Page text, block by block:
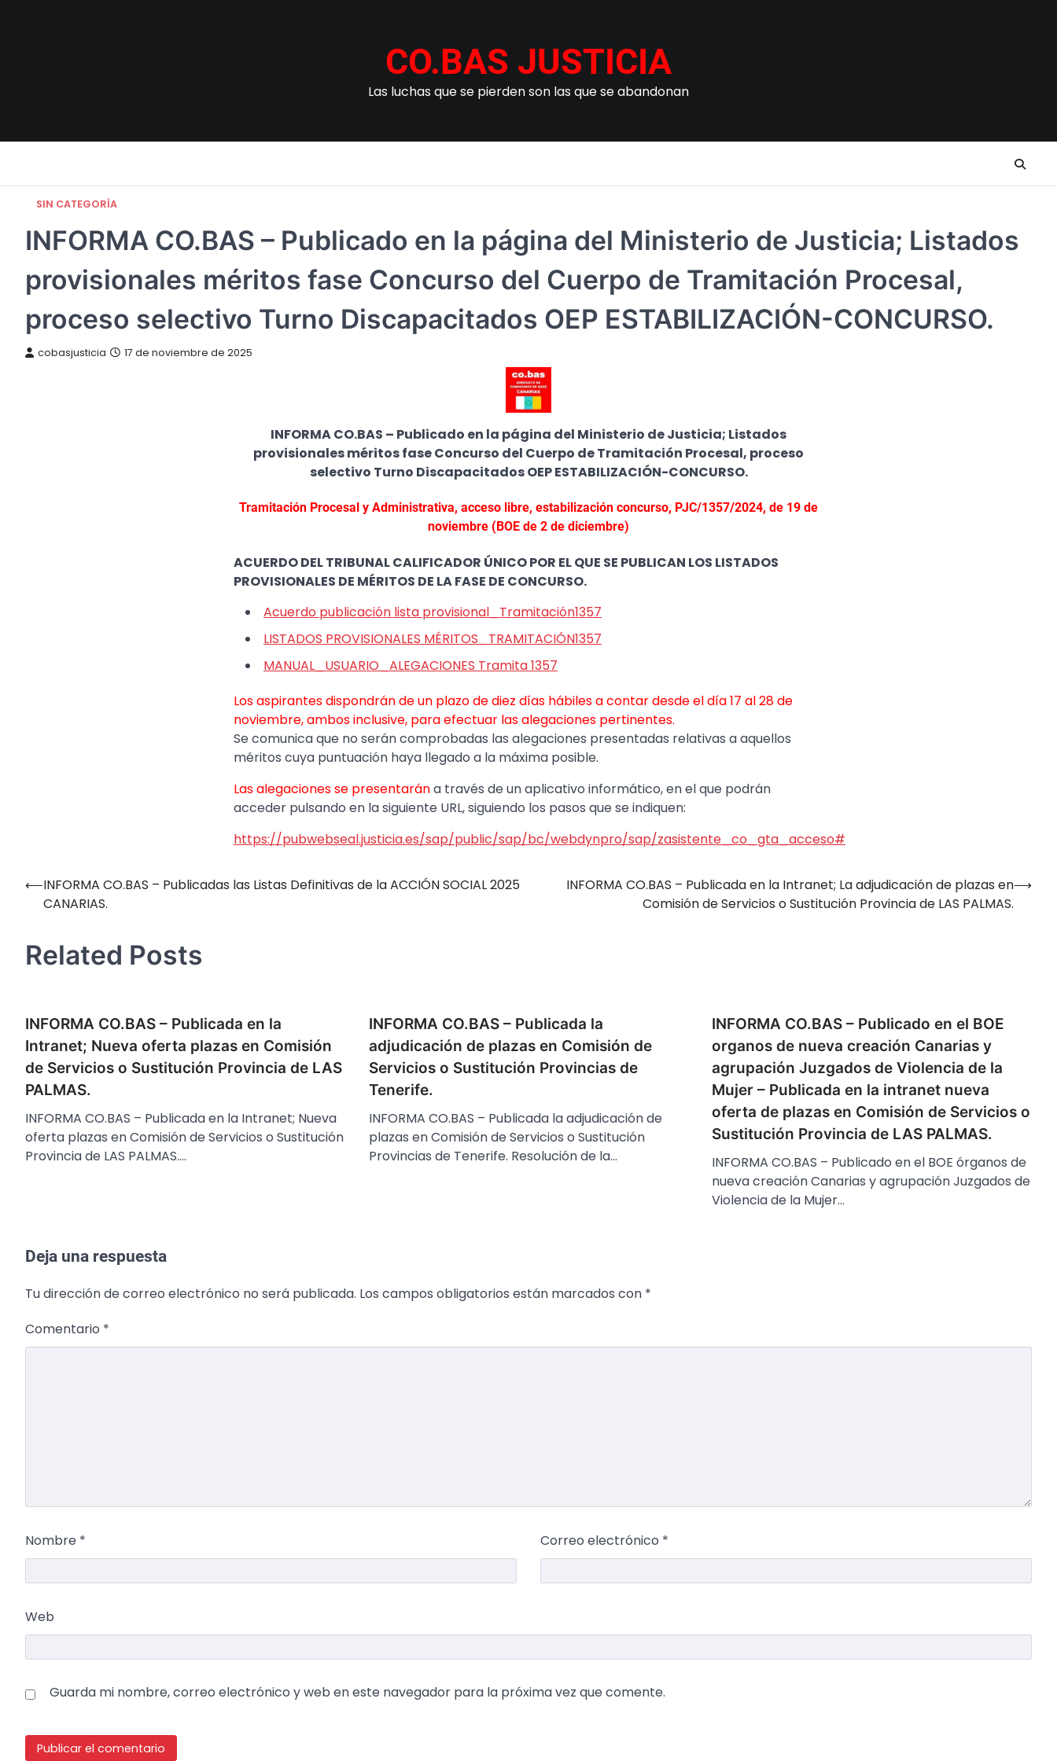
CO.BAS JUSTICIA
Las luchas que se pierden son las que se abandonan
SIN CATEGORÍA
INFORMA CO.BAS – Publicado en la página del Ministerio de Justicia; Listados
provisionales méritos fase Concurso del Cuerpo de Tramitación Procesal,
proceso selectivo Turno Discapacitados OEP ESTABILIZACIÓN-CONCURSO.
cobasjusticia 17 de noviembre de 2025
INFORMA CO.BAS – Publicado en la página del Ministerio de Justicia; Listados
provisionales méritos fase Concurso del Cuerpo de Tramitación Procesal, proceso
selectivo Turno Discapacitados OEP ESTABILIZACIÓN-CONCURSO.
Tramitación Procesal y Administrativa, acceso libre, estabilización concurso, PJC/1357/2024, de 19 de
noviembre (BOE de 2 de diciembre)
ACUERDO DEL TRIBUNAL CALIFICADOR ÚNICO POR EL QUE SE PUBLICAN LOS LISTADOS
PROVISIONALES DE MÉRITOS DE LA FASE DE CONCURSO.
Acuerdo publicación lista provisional_Tramitación1357
LISTADOS PROVISIONALES MÉRITOS_TRAMITACIÓN1357
MANUAL_USUARIO_ALEGACIONES Tramita 1357
Los aspirantes dispondrán de un plazo de diez días hábiles a contar desde el día 17 al 28 de
noviembre, ambos inclusive, para efectuar las alegaciones pertinentes.
Se comunica que no serán comprobadas las alegaciones presentadas relativas a aquellos
méritos cuya puntuación haya llegado a la máxima posible.
Las alegaciones se presentarána través de un aplicativo informático, en el que podrán
acceder pulsando en la siguiente URL, siguiendo los pasos que se indiquen:
https://pubwebseal.justicia.es/sap/public/sap/bc/webdynpro/sap/zasistente_co_gta_acceso#
Navegación
⟵INFORMA CO.BAS – Publicadas las Listas Definitivas de la ACCIÓN SOCIAL 2025
CANARIAS.
INFORMA CO.BAS – Publicada en la Intranet; La adjudicación de plazas en
Comisión de Servicios o Sustitución Provincia de LAS PALMAS.
⟶
Related Posts
INFORMA CO.BAS – Publicada en la
Intranet; Nueva oferta plazas en Comisión
de Servicios o Sustitución Provincia de LAS
PALMAS.
INFORMA CO.BAS – Publicada en la Intranet; Nueva
oferta plazas en Comisión de Servicios o Sustitución
Provincia de LAS PALMAS.…
INFORMA CO.BAS – Publicada la
adjudicación de plazas en Comisión de
Servicios o Sustitución Provincias de
Tenerife.
INFORMA CO.BAS – Publicada la adjudicación de
plazas en Comisión de Servicios o Sustitución
Provincias de Tenerife. Resolución de la…
INFORMA CO.BAS – Publicado en el BOE
organos de nueva creación Canarias y
agrupación Juzgados de Violencia de la
Mujer – Publicada en la intranet nueva
oferta de plazas en Comisión de Servicios o
Sustitución Provincia de LAS PALMAS.
INFORMA CO.BAS – Publicado en el BOE órganos de
nueva creación Canarias y agrupación Juzgados de
Violencia de la Mujer…
Deja una respuesta
Tu dirección de correo electrónico no será publicada. Los campos obligatorios están marcados con *
Comentario *
Nombre * Correo electrónico *
Web
Guarda mi nombre, correo electrónico y web en este navegador para la próxima vez que comente.